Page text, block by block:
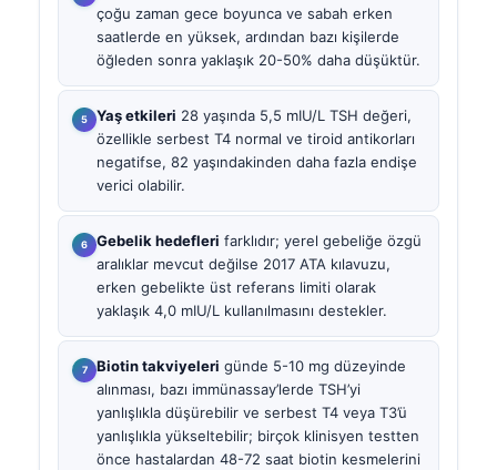
çoğu zaman gece boyunca ve sabah erken
saatlerde en yüksek, ardından bazı kişilerde
öğleden sonra yaklaşık 20-50% daha düşüktür.
Yaş etkileri 28 yaşında 5,5 mIU/L TSH değeri,
özellikle serbest T4 normal ve tiroid antikorları
negatifse, 82 yaşındakinden daha fazla endişe
verici olabilir.
Gebelik hedefleri farklıdır; yerel gebeliğe özgü
aralıklar mevcut değilse 2017 ATA kılavuzu,
erken gebelikte üst referans limiti olarak
yaklaşık 4,0 mIU/L kullanılmasını destekler.
Biotin takviyeleri günde 5-10 mg düzeyinde
alınması, bazı immünassay’lerde TSH’yi
yanlışlıkla düşürebilir ve serbest T4 veya T3’ü
yanlışlıkla yükseltebilir; birçok klinisyen testten
önce hastalardan 48-72 saat biotin kesmelerini